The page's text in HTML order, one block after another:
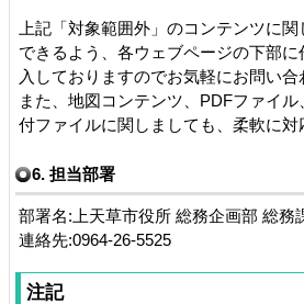
上記「対象範囲外」のコンテンツに
できるよう、各ウェブページの下部
入しておりますのでお気軽にお問い合
また、地図コンテンツ、PDFファイ
付ファイルに関しましても、柔軟に対
6. 担当部署
部署名:上天草市役所 総務企画部 総務
連絡先:0964-26-5525
注記